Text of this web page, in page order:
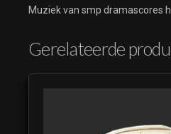
Muziek van smp dramascores
Gerelateerde